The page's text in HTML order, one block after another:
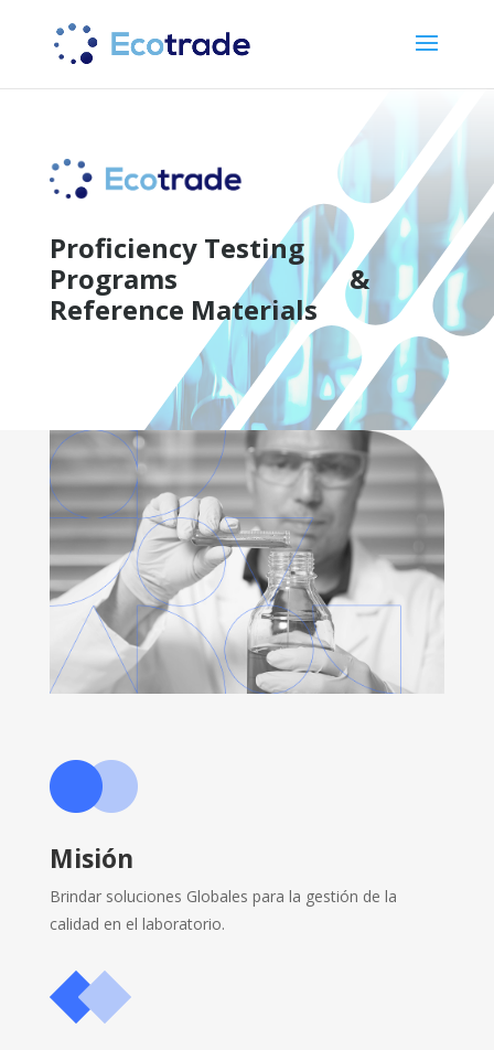
Proficiency Testing
Programs &
Reference Materials
Misión
Brindar soluciones Globales para la gestión de la
calidad en el laboratorio.